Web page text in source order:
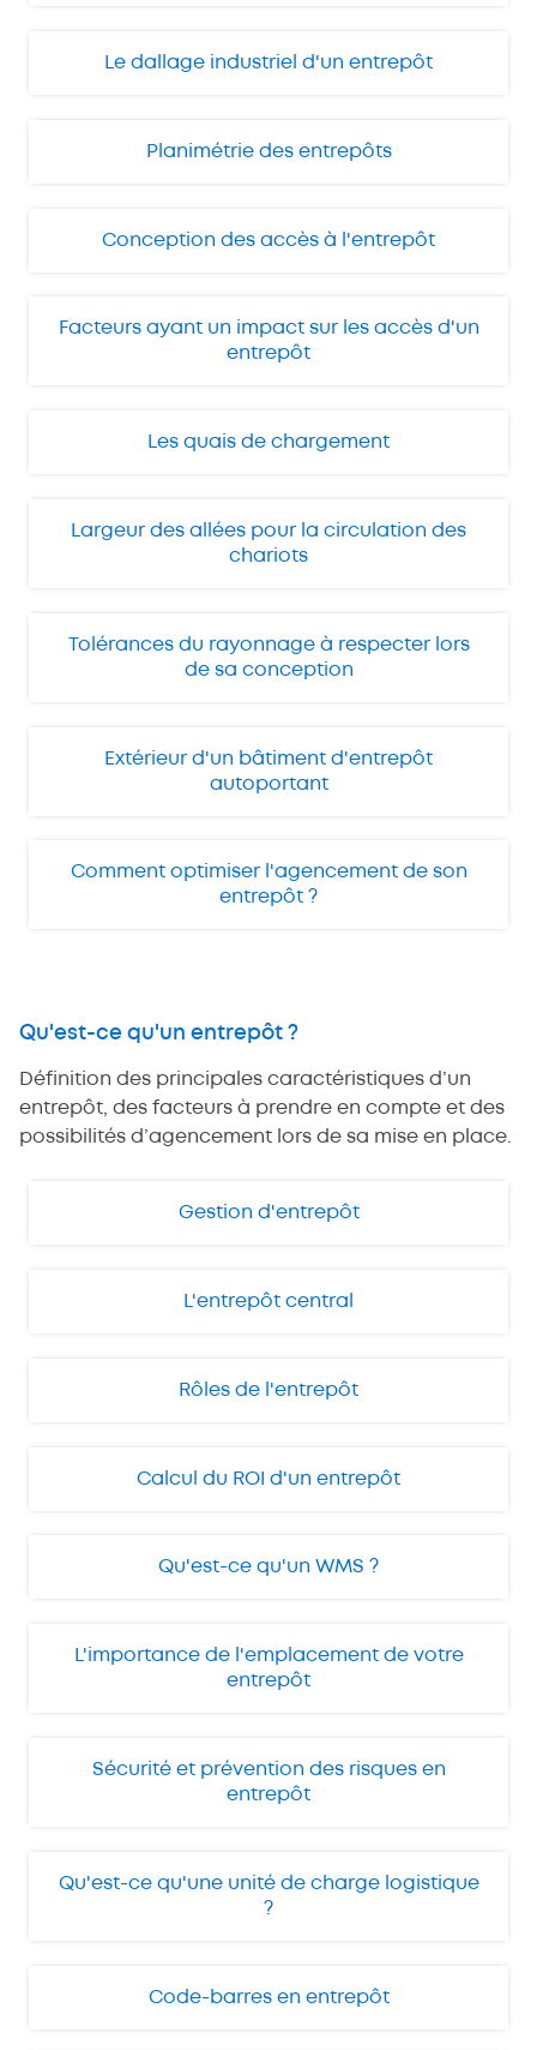
Le dallage industriel d'un entrepôt
Planimétrie des entrepôts
Conception des accès à l'entrepôt
Facteurs ayant un impact sur les accès d'un
entrepôt
Les quais de chargement
Largeur des allées pour la circulation des
chariots
Tolérances du rayonnage à respecter lors
de sa conception
Extérieur d'un bâtiment d'entrepôt
autoportant
Comment optimiser l'agencement de son
entrepôt ?
Qu'est-ce qu'un entrepôt ?
Définition des principales caractéristiques d’un
entrepôt, des facteurs à prendre en compte et des
possibilités d’agencement lors de sa mise en place.
Gestion d'entrepôt
L'entrepôt central
Rôles de l'entrepôt
Calcul du ROI d'un entrepôt
Qu'est-ce qu'un WMS ?
L'importance de l'emplacement de votre
entrepôt
Sécurité et prévention des risques en
entrepôt
Qu'est-ce qu'une unité de charge logistique
?
Code-barres en entrepôt